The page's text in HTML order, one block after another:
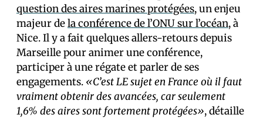
question des aires marines protégées, un enjeu
majeur dela conférence de l’ONU sur l’océan, à
Nice. Il y a fait quelques allers-retours depuis
Marseille pour animer une conférence,
participer à une régate et parler de ses
engagements. «C’est LE sujet en France où il faut
vraiment obtenir des avancées, car seulement
1,6% des aires sont fortement protégées», détaille